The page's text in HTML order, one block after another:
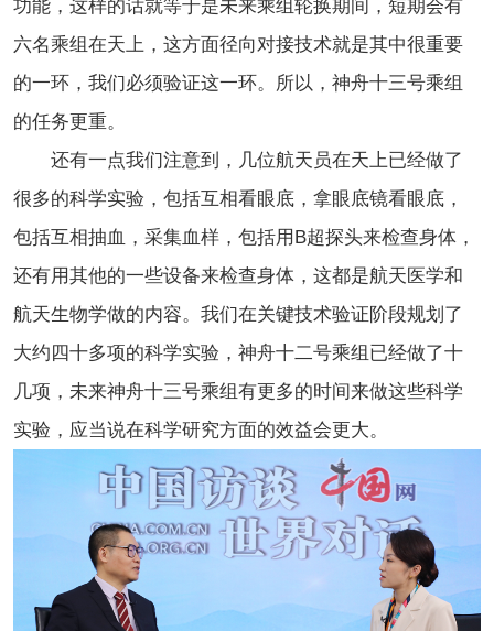
功能，这样的话就等于是未来乘组轮换期间，短期会有
六名乘组在天上，这方面径向对接技术就是其中很重要
的一环，我们必须验证这一环。所以，神舟十三号乘组
的任务更重。
还有一点我们注意到，几位航天员在天上已经做了
很多的科学实验，包括互相看眼底，拿眼底镜看眼底，
包括互相抽血，采集血样，包括用B超探头来检查身体，
还有用其他的一些设备来检查身体，这都是航天医学和
航天生物学做的内容。我们在关键技术验证阶段规划了
大约四十多项的科学实验，神舟十二号乘组已经做了十
几项，未来神舟十三号乘组有更多的时间来做这些科学
实验，应当说在科学研究方面的效益会更大。